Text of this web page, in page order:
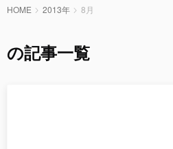
HOME 2013年 8月
の記事一覧